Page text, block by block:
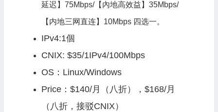
延迟】75Mbps/【內地高效益】35Mbps/
【内地三网直连】10Mbps 四选一。
IPv4:1個
CNIX: $35/1IPv4/100Mbps
OS：Linux/Windows
Price： $140/月（八折），$168/月
（八折，接驳CNIX）